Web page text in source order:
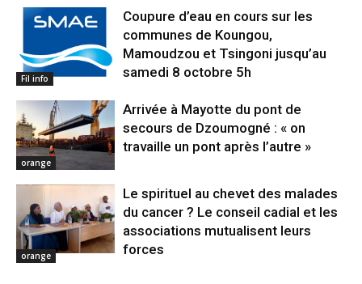
Fil info
Coupure d’eau en cours sur les
communes de Koungou,
Mamoudzou et Tsingoni jusqu’au
samedi 8 octobre 5h
orange
Arrivée à Mayotte du pont de
secours de Dzoumogné : « on
travaille un pont après l’autre »
orange
Le spirituel au chevet des malades
du cancer ? Le conseil cadial et les
associations mutualisent leurs
forces